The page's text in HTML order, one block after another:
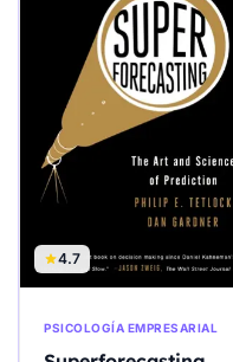
4.7
PSICOLOGÍA EMPRESARIAL